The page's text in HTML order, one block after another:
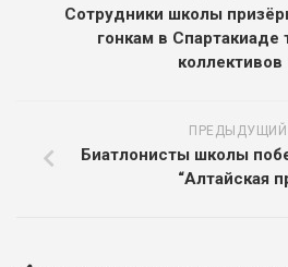
Сотрудники школы
гонкам в Спартакиаде
коллективов
ПРЕДЫДУЩИЙ
Биатлонисты школы
“Алтайская